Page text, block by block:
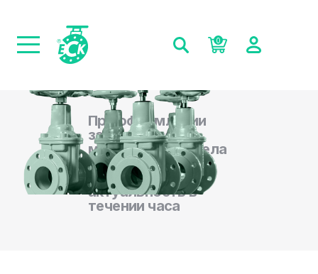
0
При оформлении
заказа на сайте,
менеджеры отдела
продаж
подтверждают
актуальность в
течении часа